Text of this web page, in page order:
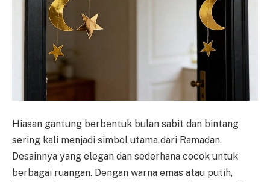
Hiasan gantung berbentuk bulan sabit dan bintang
sering kali menjadi simbol utama dari Ramadan.
Desainnya yang elegan dan sederhana cocok untuk
berbagai ruangan. Dengan warna emas atau putih,